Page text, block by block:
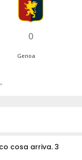
0
Genoa
cosa arriva. 3